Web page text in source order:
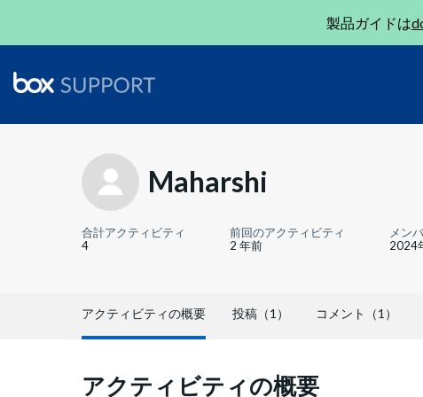
製品ガイドは
Maharshi
合計アクティビティ
4
前回のアクティビティ
2 年前
メン
2024
アクティビティの概要 投稿（1） コメント（1）
アクティビティの概要